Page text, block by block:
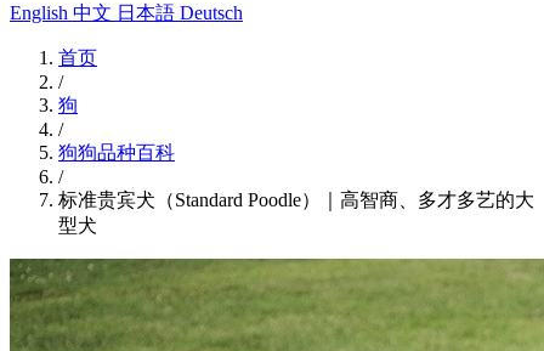
English 中文 日本語 Deutsch
首页
/
狗
/
狗狗品种百科
/
标准贵宾犬（Standard Poodle）｜高智商、多才多艺的大
型犬